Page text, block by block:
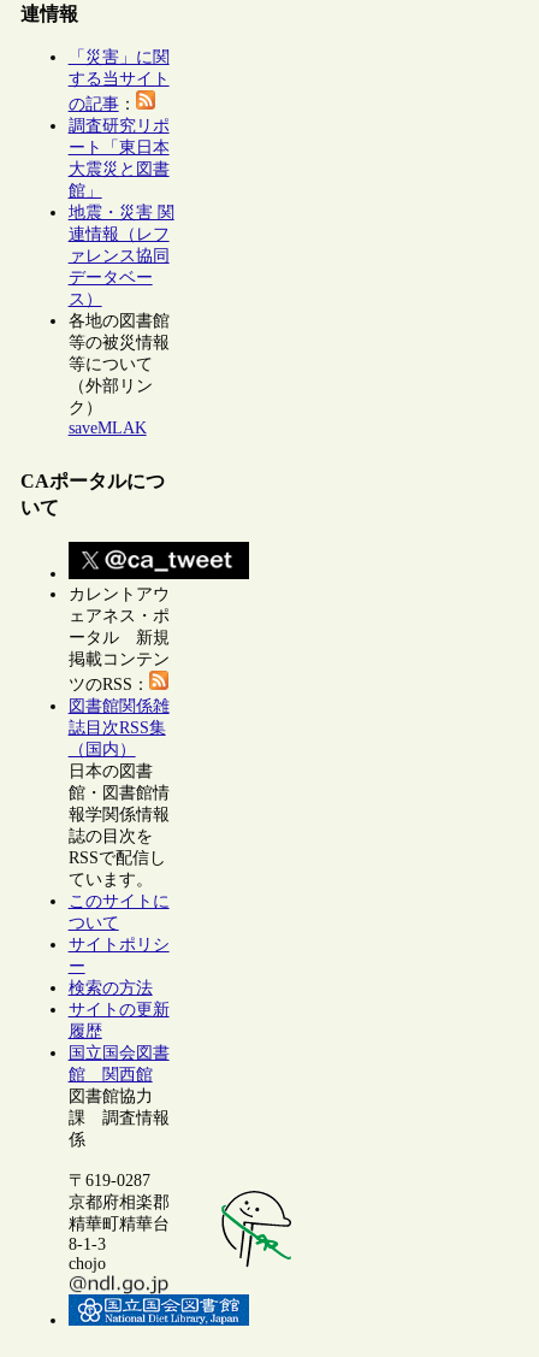
連情報
「災害」に関
する当サイト
の記事：
調査研究リポ
ート「東日本
大震災と図書
館」
地震・災害 関
連情報（レフ
ァレンス協同
データベー
ス）
各地の図書館
等の被災情報
等について
（外部リン
ク）
saveMLAK
CAポータルにつ
いて
カレントアウ
ェアネス・ポ
ータル 新規
掲載コンテン
ツのRSS：
図書館関係雑
誌目次RSS集
（国内）
日本の図書
館・図書館情
報学関係情報
誌の目次を
RSSで配信し
ています。
このサイトに
ついて
サイトポリシ
ー
検索の方法
サイトの更新
履歴
国立国会図書
館 関西館
図書館協力
課 調査情報
係
〒619-0287
京都府相楽郡
精華町精華台
8-1-3
chojo